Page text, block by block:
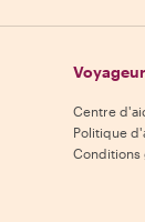
Centre
Politique
Conditions